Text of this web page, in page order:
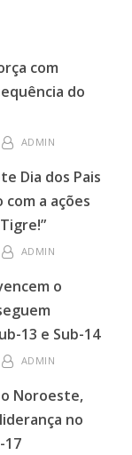
com
do
ADMIN
Dia dos Pais
com a ações
ADMIN
o
13 e Sub-14
ADMIN
Noroeste,
no
17